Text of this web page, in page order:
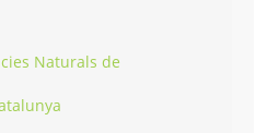
Naturals de